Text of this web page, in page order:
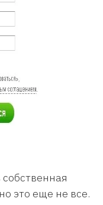
это еще не все.